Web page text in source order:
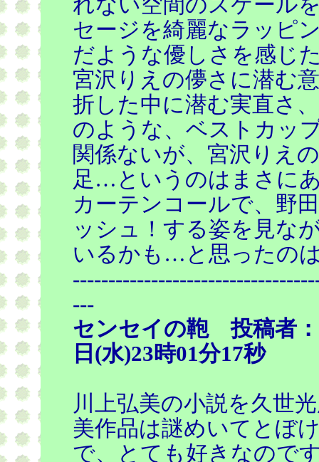
セージを綺麗なラッピ
だような優しさを感じ
宮沢りえの儚さに潜む
折した中に潜む実直さ
のような、ベストカッ
関係ないが、宮沢りえ
足…というのはまさに
カーテンコールで、野
ッシュ！する姿を見な
いるかも…と思ったの
---
センセイの鞄 投稿者
日(水)23時01分17秒
川上弘美の小説を久世
美作品は謎めいてとぼ
で、とても好きなので